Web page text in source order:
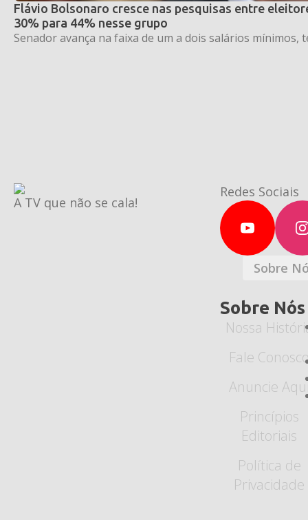
Flávio Bolsonaro cresce nas pesquisas entre
30% para 44% nesse grupo
Senador avança na faixa de um a dois salários
A TV que não se cala!
Redes Sociais
Sobre
Sobre Nós
Nossa
Fale
Anuncie
Princípios
Editoriais
Política de
Privacidade